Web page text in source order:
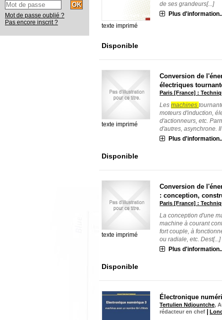
texte imprimé
de ses grandeurs[...]
Plus
Disponible
texte imprimé
Conversion de
électriques
Paris [France] :
Lesmachines
moteurs d'induction,
d'actionneurs, etc.
d'autres, asynchrone.
Plus
Disponible
texte imprimé
Conversion de
: conception,
Paris [France] :
La conception d'une
machine à courant
fort couple, à
ou radiale, etc. Dest[...]
Plus
Disponible
Électronique
Tertulien Ndjountche,
rédacteur en chef
|
Mot de passe oublié ?
Pas encore inscrit ?